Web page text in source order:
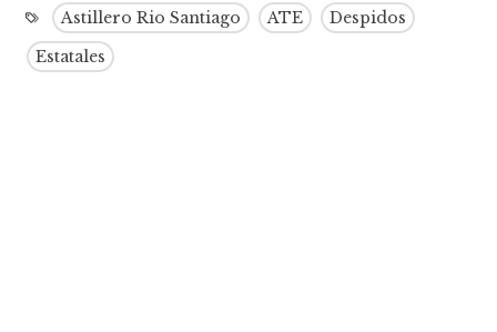
Astillero Rio Santiago ATE
Despidos
Estatales